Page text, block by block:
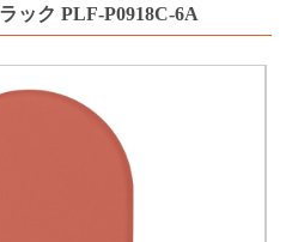
ック PLF-P0918C-6A